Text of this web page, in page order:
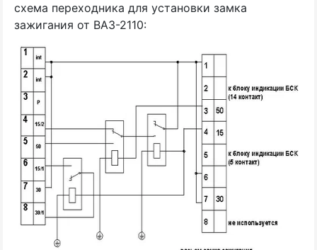
схема переходника для установки замка
зажигания от ВАЗ-2110: